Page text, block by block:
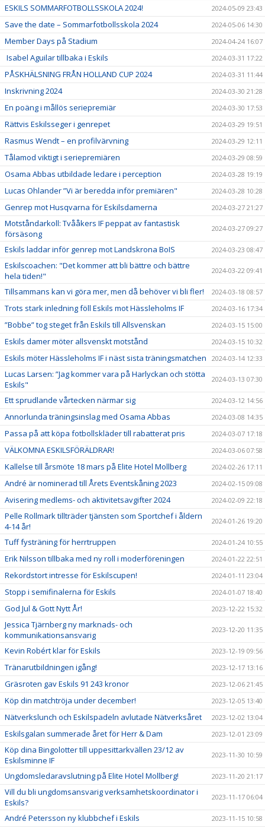
ESKILS SOMMARFOTBOLLSSKOLA 2024! 2024-05-09 23:43
Save the date – Sommarfotbollsskola 2024 2024-05-06 14:30
Member Days på Stadium 2024-04-24 16:07
Isabel Aguilar tillbaka i Eskils 2024-03-31 17:22
PÅSKHÄLSNING FRÅN HOLLAND CUP 2024 2024-03-31 11:44
Inskrivning 2024 2024-03-30 21:28
En poäng i mållös seriepremiär 2024-03-30 17:53
Rättvis Eskilsseger i genrepet 2024-03-29 19:51
Rasmus Wendt – en profilvärvning 2024-03-29 12:11
Tålamod viktigt i seriepremiären 2024-03-29 08:59
Osama Abbas utbildade ledare i perception 2024-03-28 19:19
Lucas Ohlander ”Vi är beredda inför premiären" 2024-03-28 10:28
Genrep mot Husqvarna för Eskilsdamerna 2024-03-27 21:27
Motståndarkoll: Tvååkers IF peppat av fantastisk
försäsong
2024-03-27 09:27
Eskils laddar inför genrep mot Landskrona BoIS 2024-03-23 08:47
Eskilscoachen: "Det kommer att bli bättre och bättre
hela tiden!"
2024-03-22 09:41
Tillsammans kan vi göra mer, men då behöver vi bli fler! 2024-03-18 08:57
Trots stark inledning föll Eskils mot Hässleholms IF 2024-03-16 17:34
”Bobbe” tog steget från Eskils till Allsvenskan 2024-03-15 15:00
Eskils damer möter allsvenskt motstånd 2024-03-15 10:32
Eskils möter Hässleholms IF i näst sista träningsmatchen 2024-03-14 12:33
Lucas Larsen: ”Jag kommer vara på Harlyckan och stötta
Eskils"
2024-03-13 07:30
Ett sprudlande vårtecken närmar sig 2024-03-12 14:56
Annorlunda träningsinslag med Osama Abbas 2024-03-08 14:35
Passa på att köpa fotbollskläder till rabatterat pris 2024-03-07 17:18
VÄLKOMNA ESKILSFÖRÄLDRAR! 2024-03-06 07:58
Kallelse till årsmöte 18 mars på Elite Hotel Mollberg 2024-02-26 17:11
André är nominerad till Årets Eventskåning 2023 2024-02-15 09:08
Avisering medlems- och aktivitetsavgifter 2024 2024-02-09 22:18
Pelle Rollmark tillträder tjänsten som Sportchef i åldern
4-14 år!
2024-01-26 19:20
Tuff fysträning för herrtruppen 2024-01-24 10:55
Erik Nilsson tillbaka med ny roll i moderföreningen 2024-01-22 22:51
Rekordstort intresse för Eskilscupen! 2024-01-11 23:04
Stopp i semifinalerna för Eskils 2024-01-07 18:40
God Jul & Gott Nytt År! 2023-12-22 15:32
Jessica Tjärnberg ny marknads- och
kommunikationsansvarig
2023-12-20 11:35
Kevin Robért klar för Eskils 2023-12-19 09:56
Tränarutbildningen igång! 2023-12-17 13:16
Gräsroten gav Eskils 91 243 kronor 2023-12-06 21:45
Köp din matchtröja under december! 2023-12-05 13:40
Nätverkslunch och Eskilspadeln avlutade Nätverksåret 2023-12-02 13:04
Eskilsgalan summerade året för Herr & Dam 2023-12-01 23:09
Köp dina Bingolotter till uppesittarkvällen 23/12 av
Eskilsminne IF
2023-11-30 10:59
Ungdomsledaravslutning på Elite Hotel Mollberg! 2023-11-20 21:17
Vill du bli ungdomsansvarig verksamhetskoordinator i
Eskils?
2023-11-17 06:04
André Petersson ny klubbchef i Eskils 2023-11-15 10:58